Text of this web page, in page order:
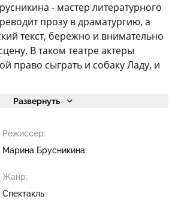
- мастер литературного
прозу в драматургию, а
текст, бережно и внимательно
В таком театре актеры
право сыграть и собаку Ладу, и
Развернуть
Режиссер:
Марина Брусникина
Жанр:
Спектакль